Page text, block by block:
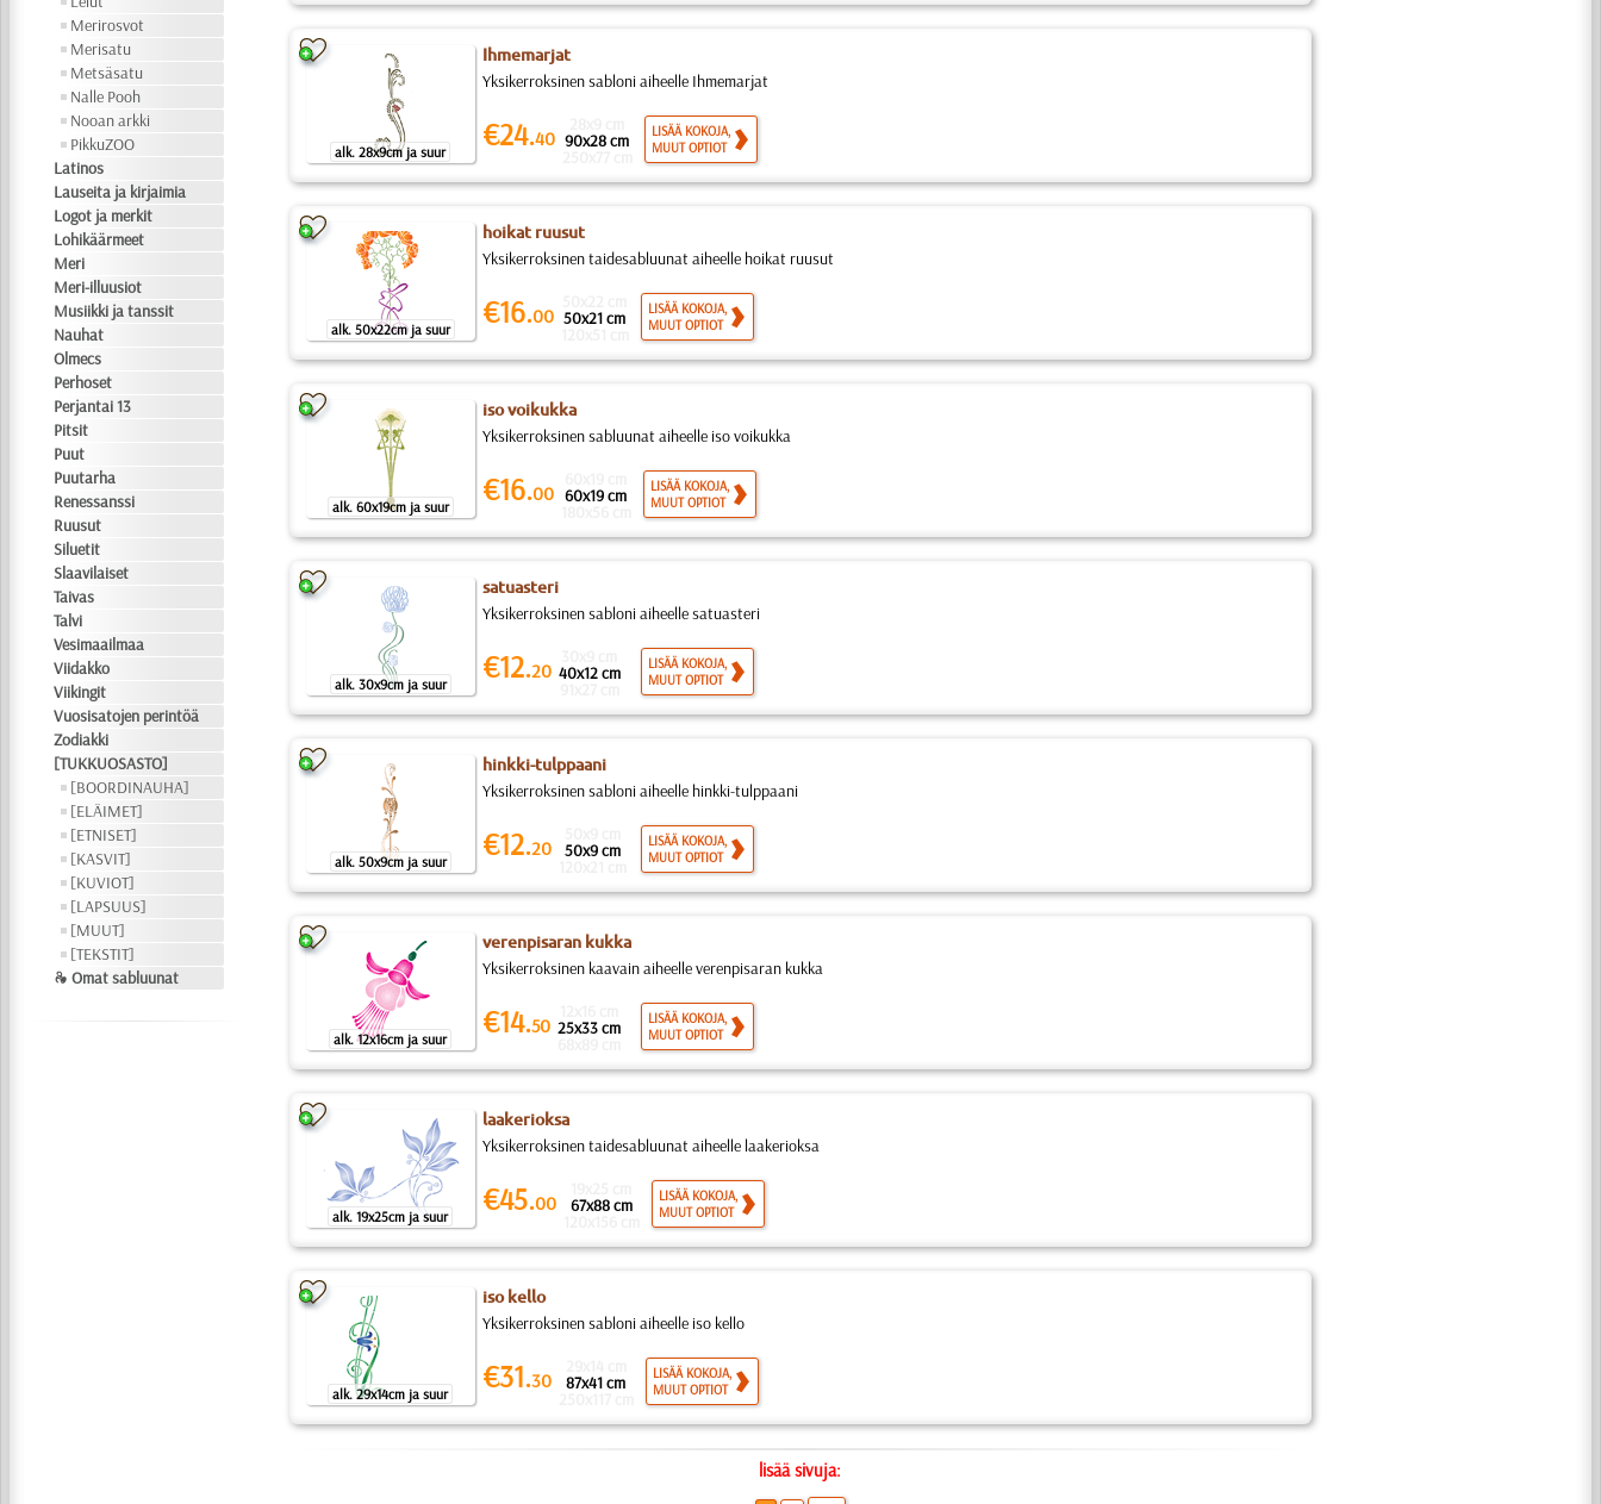
Merirosvot
Merisatu
Metsäsatu
Nalle Pooh
Nooan arkki
PikkuZOO
Latinos
Lauseita ja kirjaimia
Logot ja merkit
Lohikäärmeet
Meri
Meri-illuusiot
Musiikki ja tanssit
Nauhat
Olmecs
Perhoset
Perjantai 13
Pitsit
Puut
Puutarha
Renessanssi
Ruusut
Siluetit
Slaavilaiset
Taivas
Talvi
Vesimaailmaa
Viidakko
Viikingit
Vuosisatojen perintöä
Zodiakki
[TUKKUOSASTO]
[BOORDINAUHA]
[ELÄIMET]
[ETNISET]
[KASVIT]
[KUVIOT]
[LAPSUUS]
[MUUT]
[TEKSTIT]
❧ Omat sabluunat
alk. 28x9cm ja suur
Ihmemarjat
Yksikerroksinen sabloni aiheelle Ihmemarjat
€24.40 90x28 cm
LISÄÄ KOKOJA,
MUUT OPTIOT
alk. 50x22cm ja suur
hoikat ruusut
Yksikerroksinen taidesabluunat aiheelle hoikat ruusut
€16.00 50x21 cm
LISÄÄ KOKOJA,
MUUT OPTIOT
alk. 60x19cm ja suur
iso voikukka
Yksikerroksinen sabluunat aiheelle iso voikukka
€16.00 60x19 cm
LISÄÄ KOKOJA,
MUUT OPTIOT
alk. 30x9cm ja suur
satuasteri
Yksikerroksinen sabloni aiheelle satuasteri
€12.20 40x12 cm
LISÄÄ KOKOJA,
MUUT OPTIOT
alk. 50x9cm ja suur
hinkki-tulppaani
Yksikerroksinen sabloni aiheelle hinkki-tulppaani
€12.20 50x9 cm
LISÄÄ KOKOJA,
MUUT OPTIOT
alk. 12x16cm ja suur
verenpisaran kukka
Yksikerroksinen kaavain aiheelle verenpisaran kukka
€14.50 25x33 cm
LISÄÄ KOKOJA,
MUUT OPTIOT
alk. 19x25cm ja suur
laakerioksa
Yksikerroksinen taidesabluunat aiheelle laakerioksa
€45.00 67x88 cm
LISÄÄ KOKOJA,
MUUT OPTIOT
alk. 29x14cm ja suur
iso kello
Yksikerroksinen sabloni aiheelle iso kello
€31.30 87x41 cm
LISÄÄ KOKOJA,
MUUT OPTIOT
lisää sivuja: